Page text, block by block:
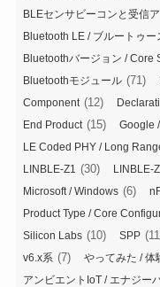
BLEセンサビーコンと受信
Bluetooth LE / ブルートゥー
Bluetoothバージョン / Core
Bluetoothモジュール (71)
Component (12)
End Product (15) Google
LE Coded PHY / Long
LINBLE-Z1 (30) LINBLE-
Microsoft / Windows (6)
Product Type / Core
Silicon Labs (10) SPP
v6.x系 (7) やってみた / 体
アンビエントIoT / エナジー